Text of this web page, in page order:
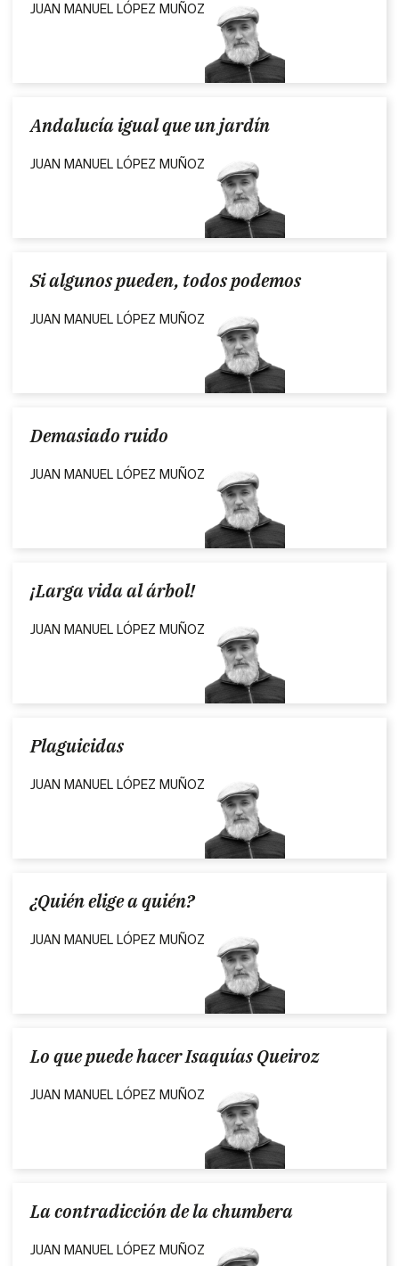
JUAN MANUEL LÓPEZ MUÑOZ
Andalucía igual que un jardín
JUAN MANUEL LÓPEZ MUÑOZ
Si algunos pueden, todos podemos
JUAN MANUEL LÓPEZ MUÑOZ
Demasiado ruido
JUAN MANUEL LÓPEZ MUÑOZ
¡Larga vida al árbol!
JUAN MANUEL LÓPEZ MUÑOZ
Plaguicidas
JUAN MANUEL LÓPEZ MUÑOZ
¿Quién elige a quién?
JUAN MANUEL LÓPEZ MUÑOZ
Lo que puede hacer Isaquías Queiroz
JUAN MANUEL LÓPEZ MUÑOZ
La contradicción de la chumbera
JUAN MANUEL LÓPEZ MUÑOZ